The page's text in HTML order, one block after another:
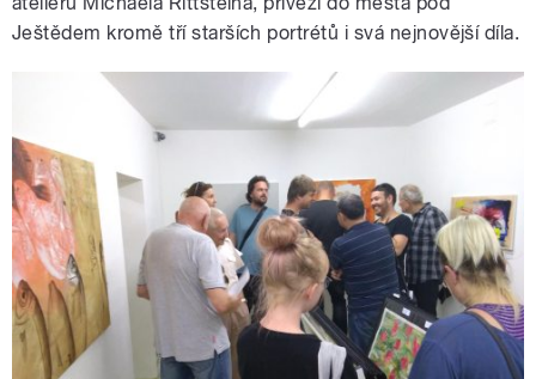
Ještědem kromě tří starších portrétů i svá nejnovější díla.